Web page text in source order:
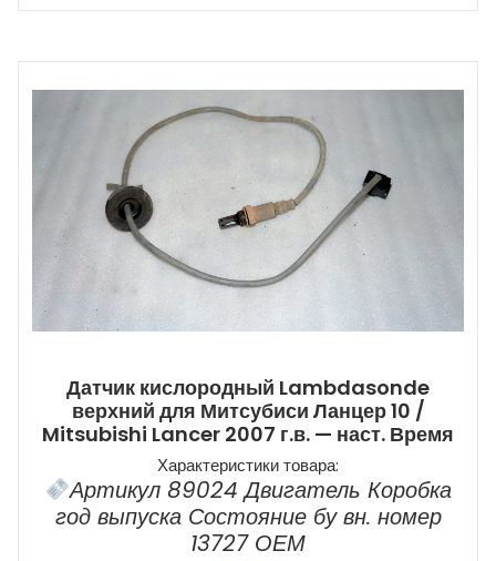
Датчик кислородный Lambdasonde
верхний для Митсубиси Ланцер 10 /
Mitsubishi Lancer 2007 г.в. — наст. Время
Характеристики товара:
Артикул 89024 Двигатель Коробка
год выпуска Состояние бу вн. номер
13727 ОЕМ